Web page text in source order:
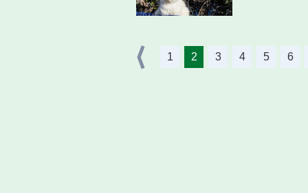
1 2 3 4 5 6